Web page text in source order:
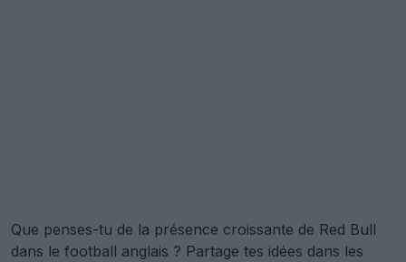
Que penses-tu de la présence croissante de Red Bull
dans le football anglais ? Partage tes idées dans les